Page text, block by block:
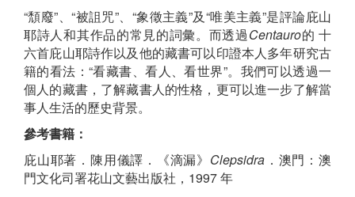
“頹廢”、“被詛咒”、“象徵主義”及“唯美主義”是評論庇山
耶詩人和其作品的常見的詞彙。而透過Centauro的 十
六首庇山耶詩作以及他的藏書可以印證本人多年研究古
籍的看法：“看藏書、看人、看世界”。我們可以透過一
個人的藏書，了解藏書人的性格，更可以進一步了解當
事人生活的歷史背景。
參考書籍：
庇山耶著．陳用儀譯．《滴漏》 Clepsidra ．澳門：澳
門文化司署花山文藝出版社，1997 年